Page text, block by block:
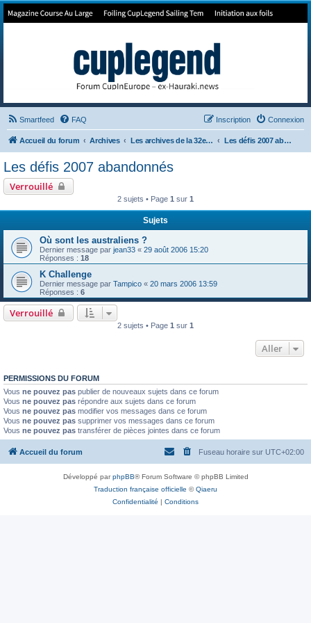
Forum de Cup In Europe
Smartfeed FAQ Connexion
Inscription
Accueil du forum Archives Les archives de la 32e America's Cup Les défis 2007 abandonnés
Les défis 2007 abandonnés
Verrouillé
2 sujets • Page 1 sur 1
Sujets
Où sont les australiens ?
Dernier message par jean33 « 29 août 2006 15:20
Réponses : 18
K Challenge
Dernier message par Tampico « 20 mars 2006 13:59
Réponses : 6
Verrouillé
2 sujets • Page 1 sur 1
Aller
PERMISSIONS DU FORUM
Vous ne pouvez pas publier de nouveaux sujets dans ce forum
Vous ne pouvez pas répondre aux sujets dans ce forum
Vous ne pouvez pas modifier vos messages dans ce forum
Vous ne pouvez pas supprimer vos messages dans ce forum
Vous ne pouvez pas transférer de pièces jointes dans ce forum
Accueil du forum Fuseau horaire sur UTC+02:00
Développé parphpBB® Forum Software © phpBB Limited
Traduction française officielle ©Qiaeru
Confidentialité | Conditions